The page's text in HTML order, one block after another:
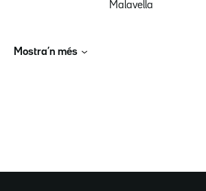
Malavella
Mostra’n més